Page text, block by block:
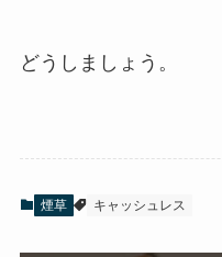
どうしましょう。
煙草 キャッシュレス